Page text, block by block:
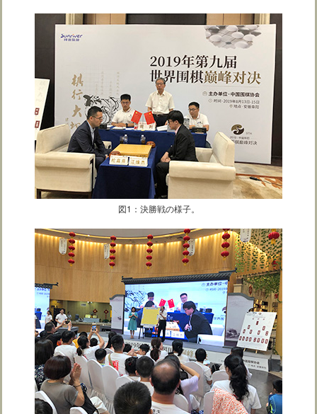
図1：決勝戦の様子。